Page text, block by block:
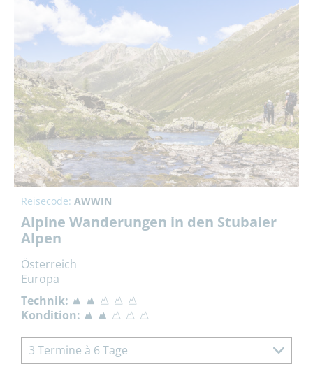
Reisecode: AWWIN
Alpine Wanderungen in den Stubaier
Alpen
Österreich
Europa
Technik:
Kondition:
3 Termine à 6 Tage